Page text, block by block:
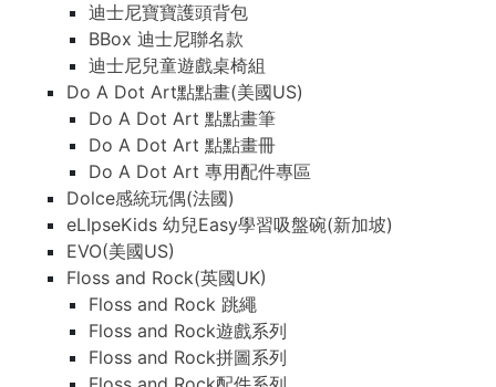
迪士尼寶寶護頭背包
BBox 迪士尼聯名款
迪士尼兒童遊戲桌椅組
Do A Dot Art點點畫(美國US)
Do A Dot Art 點點畫筆
Do A Dot Art 點點畫冊
Do A Dot Art 專用配件專區
Dolce感統玩偶(法國)
eLIpseKids 幼兒Easy學習吸盤碗(新加坡)
EVO(美國US)
Floss and Rock(英國UK)
Floss and Rock 跳繩
Floss and Rock遊戲系列
Floss and Rock拼圖系列